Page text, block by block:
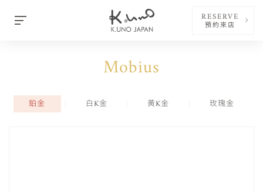
RESERVE
預約來店
Mobius
鉑金 白K金 黃K金 玫瑰金